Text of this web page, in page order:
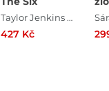
Taylor Jenkins Reid
427 Kč